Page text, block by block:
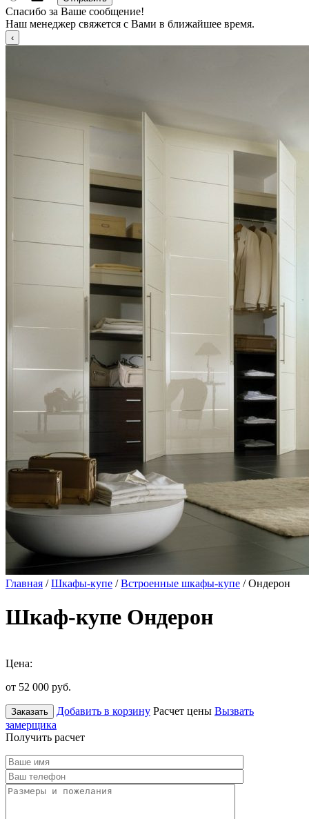
Спасибо за Ваше сообщение!
Наш менеджер свяжется с Вами в ближайшее время.
Главная /Шкафы-купе /Встроенные шкафы-купе / Ондерон
Шкаф-купе Ондерон
Цена:
от 52 000 руб.
Заказать Добавить в корзину Расчет цены Вызвать
замерщика
Получить расчет